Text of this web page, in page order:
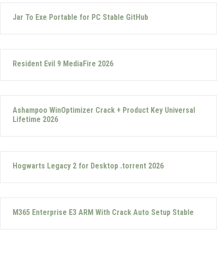
Jar To Exe Portable for PC Stable GitHub
Resident Evil 9 MediaFire 2026
Ashampoo WinOptimizer Crack + Product Key Universal
Lifetime 2026
Hogwarts Legacy 2 for Desktop .torrent 2026
M365 Enterprise E3 ARM With Crack Auto Setup Stable